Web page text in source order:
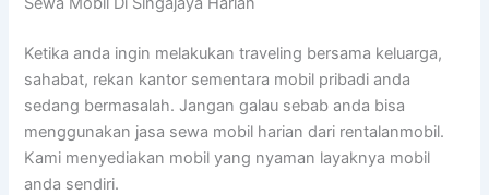
Ketika anda ingin melakukan traveling bersama keluarga,
sahabat, rekan kantor sementara mobil pribadi anda
sedang bermasalah. Jangan galau sebab anda bisa
menggunakan jasa sewa mobil harian dari rentalanmobil.
Kami menyediakan mobil yang nyaman layaknya mobil
anda sendiri.